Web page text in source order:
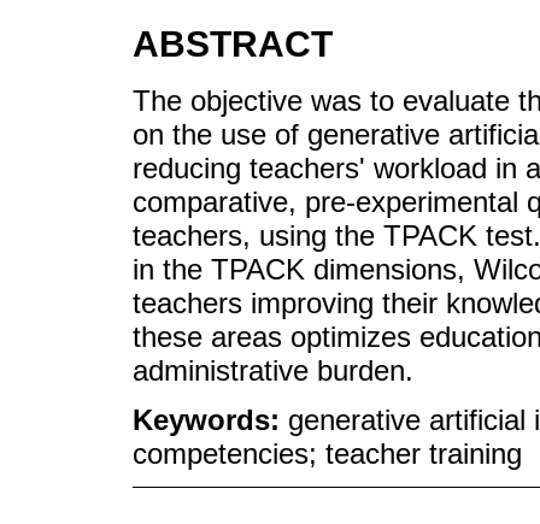
ABSTRACT
The objective was to evaluate
on the use of generative
reducing teachers' workload in
comparative, pre-experimental
teachers, using the TPACK
in the TPACK dimensions,
teachers improving their
these areas optimizes
administrative burden.
Keywords: generative artificial
competencies; teacher training